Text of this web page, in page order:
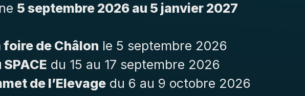
5 septembre 2026 au 5 janvier 2027
foire de Châlon le 5 septembre 2026
SPACE du 15 au 17 septembre 2026
de l’Elevagedu 6 au 9 octobre 2026